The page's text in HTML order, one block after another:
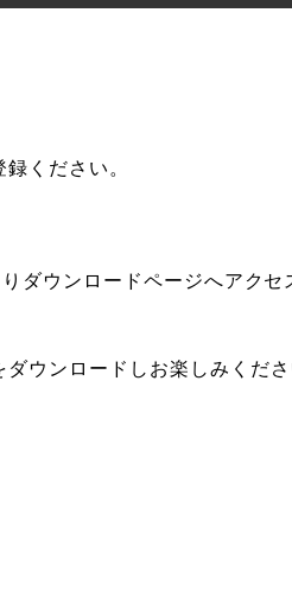
ください。
ダウンロードページへアクセ
ウンロードしお楽しみくださ